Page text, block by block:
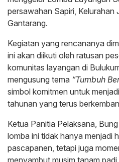
persawahan Sapiri, Kelurahan
Gantarang.
Kegiatan yang rencananya
ini akan diikuti oleh ratusan
komunitas layangan di
mengusung tema “Tumbuh
simbol komitmen untuk
tahunan yang terus
Ketua Panitia Pelaksana,
lomba ini tidak hanya menjadi
pascapanen, tetapi juga
menyambut musim tanam padi.